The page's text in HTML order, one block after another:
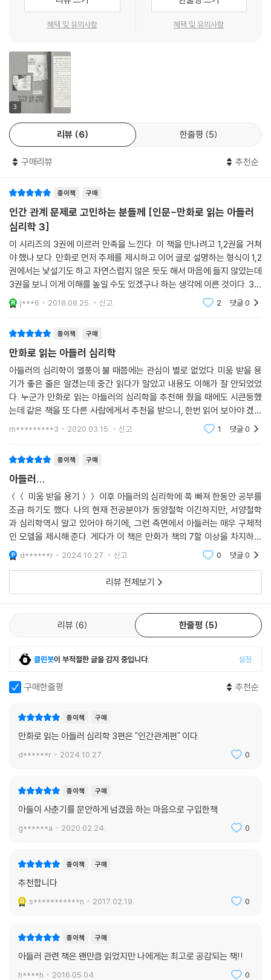
혜택 및 유의사항 혜택 및 유의사항
3
리뷰 6 한줄평 5
구매리뷰 추천순
종이책 구매
인간 관계 문제로 고민하는 분들께 [인문-만화로 읽는 아들러
심리학 3]
이 시리즈의 3권에 이르러 만족을 느낀다. 이 책을 만나려고 1,2권을 거쳐
야 했나 보다. 만화로 먼저 주제를 제시하고 이어 글로 설명하는 형식이 1,2
권에서는 낯설기도 하고 자연스럽지 않은 듯도 해서 마음에 들지 않았는데
3권을 보니 이게 이해를 높일 수도 있겠구나 하는 생각에 이른 것이다. 3권
은 인간 관계다. 인간 관계, 나도 참 고민 많이 했었다. 돌아보면 내가 나 스
스로를
j***6 2018.08.25. 신고 2 댓글0
종이책 구매
만화로 읽는 아들러 심리학
아들러의 심리학이 열풍이 불 때쯤에는 관심이 별로 없었다. 미움 받을 용
기가 좋은 줄은 알겠는데 중간 읽다가 말았고 내용도 이해가 잘 안되었었
다. 누군가 만화로 읽는 아들러의 심리학을 추천해 줬을 때에도 시큰둥했
는데 같은 책을 또 다른 사람에게서 추천을 받으니, 한번 읽어 보아야 겠다
는 마음이 들어서 구입을 1권부터 3권까지 하게 되었다. 만화여서 술술 읽
m*********3 2020.03.15. 신고 1 댓글0
종이책 구매
아들러...
＜＜ 미움 받을 용기＞＞ 이후 아들러의 심리학에 푹 빠져 한동안 공부를
조금 하기도 했다. 나의 현재 전공분야가 동양철학 이긴하지만, 서양철학
과 심리학역시 알고 있어야 하기에, 그런 측면에서 아들러는 매우 구체적
인 모델을 제시해 준다. 게다가 이 책은 만화가 책의 7할 이상을 차지하고
있어, 이해도 그만큼 빠르다. 원망이란 ; 상대적 강자를 상대로 북수를 꿈
꾸는 감정 이라
d******r 2024.10.27. 신고 0 댓글0
리뷰 전체보기
리뷰 6 한줄평 5
클린봇이 부적절한 글을 감지 중입니다. 설정
구매한줄평 추천순
종이책 구매
만화로 읽는 아들러 심리학 3편은 "인간관계편" 이다.
d******r 2024.10.27. 0
종이책 구매
아들이 사춘기를 문안하게 넘겼음 하는 마음으로 구입한책
g******a 2020.02.24. 0
종이책 구매
추천합니다
s***********n 2017.02.19. 0
종이책 구매
아들러 관련 책은 왠만큼 읽었지만 나에게는 최고로 공감되는 책!!
h****h 2016.05.04. 0